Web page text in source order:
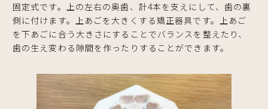
固定式です。上の左右の奥歯、計4本を支えにして、歯の裏
側に付けます。上あごを大きくする矯正器具です。上あご
を下あごに合う大きさにすることでバランスを整えたり、
歯の生え変わる隙間を作ったりすることができます。